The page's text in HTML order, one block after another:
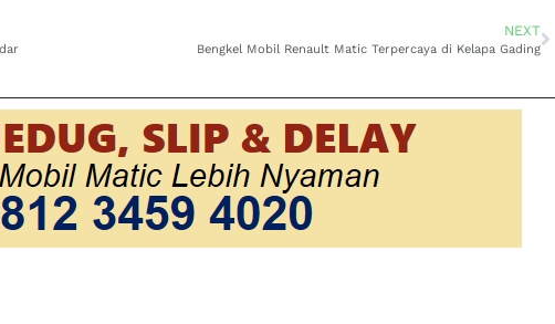
NEXT
Bengkel Mobil Renault Matic Terpercaya di Kelapa Gading